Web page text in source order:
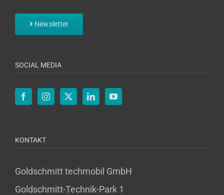
Newsletter
SOCIAL MEDIA
KONTAKT
Goldschmitt techmobil GmbH
Goldschmitt-Technik-Park 1